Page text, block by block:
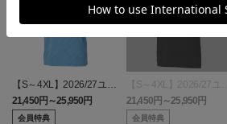
【S～4XL】2026/27ユニ
フォーム オーセンティッ
クモデル:FP1st
21,450円～25,950円
会員特典
【S～4XL】2026/27ユニ
フォーム オーセンティッ
クモデル:GK
21,450円～25,950円
会員特典